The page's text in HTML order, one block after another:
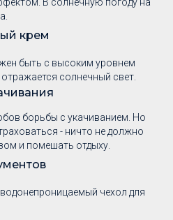
крем
быть с высоким уровнем
солнечный свет.
борьбы с укачиванием. Но
- ничто не должно
и помешать отдыху.
чехол для